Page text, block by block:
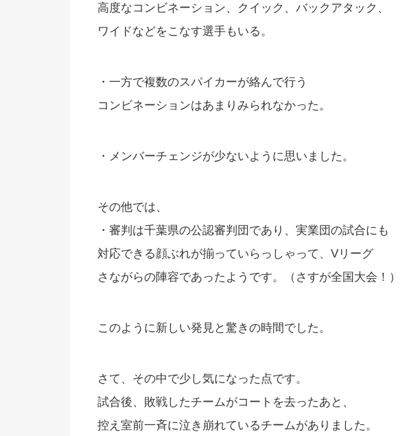
高度なコンビネーション、クイック、バックアタック、
ワイドなどをこなす選手もいる。
・一方で複数のスパイカーが絡んで行う
コンビネーションはあまりみられなかった。
・メンバーチェンジが少ないように思いました。
その他では、
・審判は千葉県の公認審判団であり、実業団の試合にも
対応できる顔ぶれが揃っていらっしゃって、Vリーグ
さながらの陣容であったようです。（さすが全国大会！）
このように新しい発見と驚きの時間でした。
さて、その中で少し気になった点です。
試合後、敗戦したチームがコートを去ったあと、
控え室前一斉に泣き崩れているチームがありました。